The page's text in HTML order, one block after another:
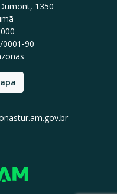
1350
0001-90